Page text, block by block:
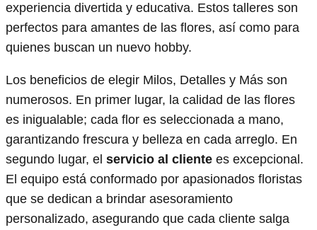
experiencia divertida y educativa. Estos talleres son
perfectos para amantes de las flores, así como para
quienes buscan un nuevo hobby.
Los beneficios de elegir Milos, Detalles y Más son
numerosos. En primer lugar, la calidad de las flores
es inigualable; cada flor es seleccionada a mano,
garantizando frescura y belleza en cada arreglo. En
segundo lugar, el servicio al cliente es excepcional.
El equipo está conformado por apasionados floristas
que se dedican a brindar asesoramiento
personalizado, asegurando que cada cliente salga